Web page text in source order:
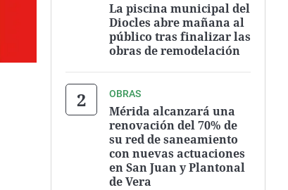
La piscina municipal del
Diocles abre mañana al
público tras finalizar las
obras de remodelación
OBRAS
Mérida alcanzará una
renovación del 70% de
su red de saneamiento
con nuevas actuaciones
en San Juan y Plantonal
de Vera